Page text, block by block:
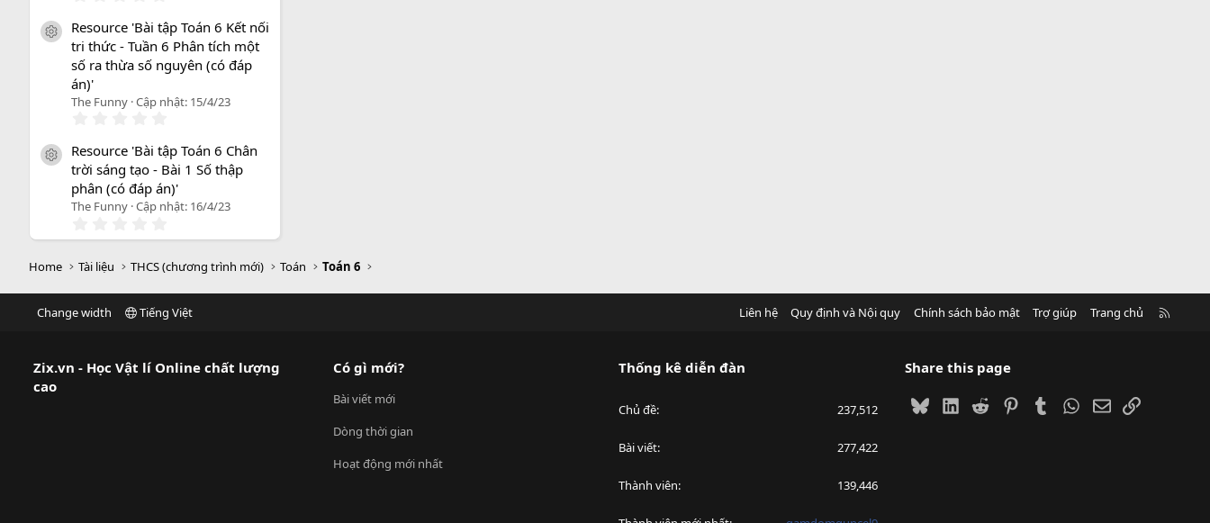
0
0
s
a
o
icon tài liệu
Resource 'Bài tập Toán 6 Kết nối
tri thức - Tuần 6 Phân tích một
số ra thừa số nguyên (có đáp
án)'
The Funny Cập nhật: 15/4/23
0
0
s
a
o
icon tài liệu
Resource 'Bài tập Toán 6 Chân
trời sáng tạo - Bài 1 Số thập
phân (có đáp án)'
The Funny Cập nhật: 16/4/23
.
0
s
a
Home Tài liệu THCS (chương trình mới) Toán Toán 6
Change width Tiếng Việt Liên hệ Quy định và Nội quy Chính sách bảo mật Trợ giúp Trang chủ
Zix.vn - Học Vật lí Online chất lượng
cao
Có gì mới?
Bài viết mới
Dòng thời gian
Hoạt động mới nhất
Thống kê diễn đàn
Chủ đề 237,512
Bài viết 277,422
Thành viên 139,446
Share this page
BlueskyLinkedIn
Reddit PinterestTumblrWhatsApp
EmailLink